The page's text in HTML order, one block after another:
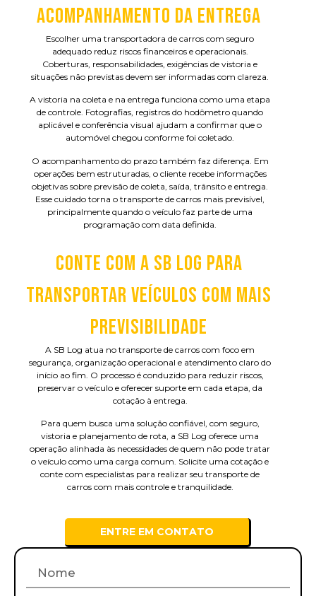
ACOMPANHAMENTO DA ENTREGA
Escolher uma transportadora de carros com seguro
adequado reduz riscos financeiros e operacionais.
Coberturas, responsabilidades, exigências de vistoria e
situações não previstas devem ser informadas com clareza.
A vistoria na coleta e na entrega funciona como uma etapa
de controle. Fotografias, registros do hodômetro quando
aplicável e conferência visual ajudam a confirmar que o
automóvel chegou conforme foi coletado.
O acompanhamento do prazo também faz diferença. Em
operações bem estruturadas, o cliente recebe informações
objetivas sobre previsão de coleta, saída, trânsito e entrega.
Esse cuidado torna o transporte de carros mais previsível,
principalmente quando o veículo faz parte de uma
programação com data definida.
CONTE COM A SB LOG PARA
TRANSPORTAR VEÍCULOS COM MAIS
PREVISIBILIDADE
A SB Log atua no transporte de carros com foco em
segurança, organização operacional e atendimento claro do
início ao fim. O processo é conduzido para reduzir riscos,
preservar o veículo e oferecer suporte em cada etapa, da
cotação à entrega.
Para quem busca uma solução confiável, com seguro,
vistoria e planejamento de rota, a SB Log oferece uma
operação alinhada às necessidades de quem não pode tratar
o veículo como uma carga comum. Solicite uma cotação e
conte com especialistas para realizar seu transporte de
carros com mais controle e tranquilidade.
ENTRE EM CONTATO